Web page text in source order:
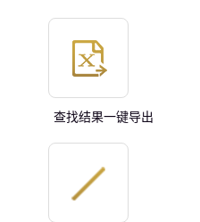
查找结果一键导出